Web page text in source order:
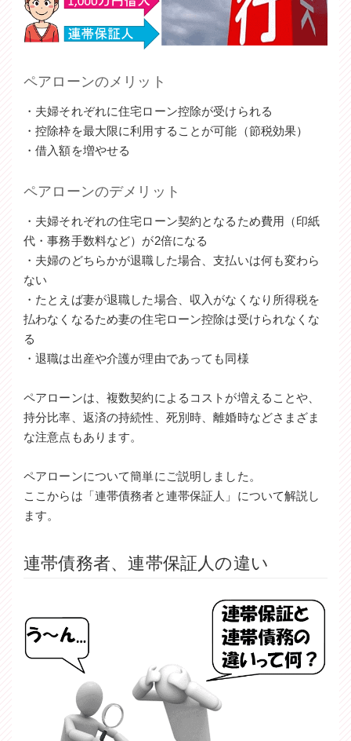
ペアローンのメリット
・夫婦それぞれに住宅ローン控除が受けられる
・控除枠を最大限に利用することが可能（節税効果）
・借入額を増やせる
ペアローンのデメリット
・夫婦それぞれの住宅ローン契約となるため費用（印紙
代・事務手数料など）が2倍になる
・夫婦のどちらかが退職した場合、支払いは何も変わら
ない
・たとえば妻が退職した場合、収入がなくなり所得税を
払わなくなるため妻の住宅ローン控除は受けられなくな
る
・退職は出産や介護が理由であっても同様
ペアローンは、複数契約によるコストが増えることや、
持分比率、返済の持続性、死別時、離婚時などさまざま
な注意点もあります。
ペアローンについて簡単にご説明しました。
ここからは「連帯債務者と連帯保証人」について解説し
ます。
連帯債務者、連帯保証人の違い